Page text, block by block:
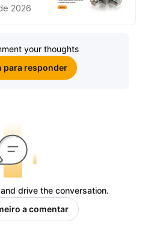
e
2026
your thoughts
para responder
drive the conversation.
a comentar